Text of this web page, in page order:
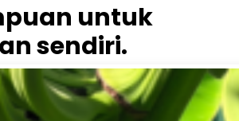
untuk
sendiri.